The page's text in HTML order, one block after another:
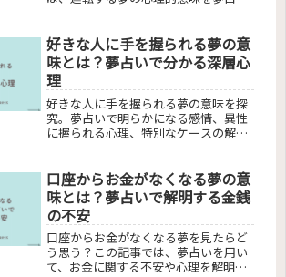
運転する夢など、様々なシナリオを詳
しく探求。夢と現実のつながりを理解
し、不安や願望の背後にある意味を解
き明かします。自己認識の重要性を学
び、心のメッセージを読み取るための
手引きとなる内容です。
好きな人に手を握られる夢の意
味とは？夢占いで分かる深層心
理
好きな人に手を握られる夢の意味を探
究。夢占いで明らかになる感情、異性
に握られる心理、特別なケースの解
る夢が示す深層心理を探り、日常生活
での活かし方を提案します。夢のメッ
セージを理解し、心理的な影響を解明
することで、読者の疑問を解消しま
す。
口座からお金がなくなる夢の意
味とは？夢占いで解明する金銭
の不安
口座からお金がなくなる夢を見たらど
う思う？この記事では、夢占いを用い
て、お金に関する不安や心理を解明し